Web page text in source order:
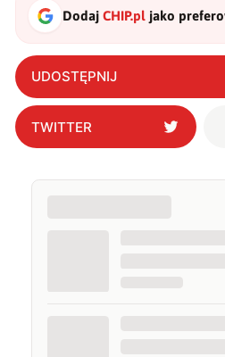
DodajCHIP.pl jako
UDOSTĘPNIJ
TWITTER